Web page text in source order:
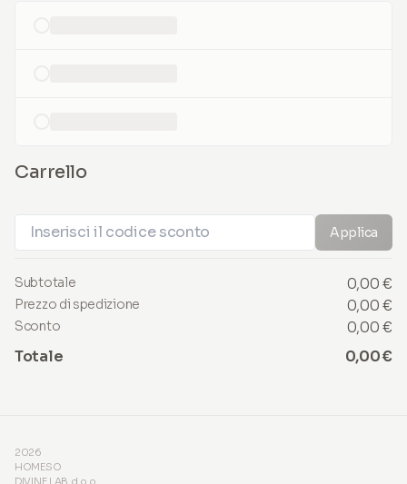
Carrello
Applica
Subtotale 0,00 €
Prezzo di spedizione 0,00 €
Sconto
0,00 €
Totale
0,00 €
2026
HOMESO
DIVINE LAB d.o.o.